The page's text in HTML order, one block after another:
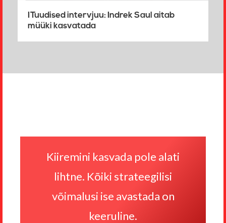
ITuudised intervjuu: Indrek Saul aitab
müüki kasvatada
Kiiremini kasvada pole alati
lihtne. Kõiki strateegilisi
võimalusi ise avastada on
keeruline.